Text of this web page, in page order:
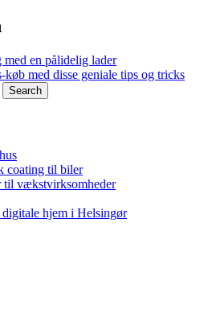
en pålidelig lader
med disse geniale tips og tricks
coating til biler
til vækstvirksomheder
hjem i Helsingør